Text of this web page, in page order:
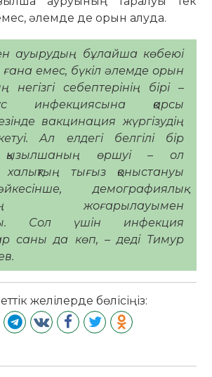
әлемде де орын алуда.
ауырудың бұлайша көбеюі
ғана емес, бүкіл әлемде орын
себептерінің бірі –
инфекциясына қарсы
вакцинация жүргізудің
Ал елдегі белгілі бір
қызылшаның өршуі – ол
халықтың тығыз қоныстануы
демографиялық
жоғарылауымен
Сол үшін инфекция
саны да көп, – деді Тимур
желілерде бөлісіңіз: